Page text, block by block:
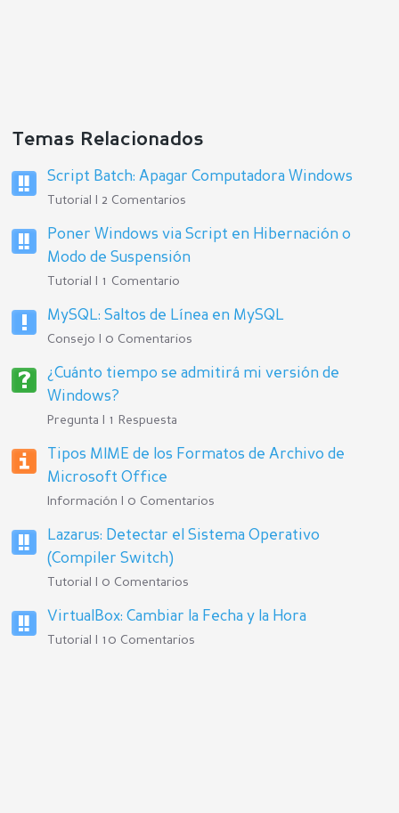
Temas Relacionados
Script Batch: Apagar Computadora Windows
Tutorial | 2 Comentarios
Poner Windows via Script en Hibernación o
Modo de Suspensión
Tutorial | 1 Comentario
MySQL: Saltos de Línea en MySQL
Consejo | 0 Comentarios
¿Cuánto tiempo se admitirá mi versión de
Windows?
Pregunta | 1 Respuesta
Tipos MIME de los Formatos de Archivo de
Microsoft Office
Información | 0 Comentarios
Lazarus: Detectar el Sistema Operativo
(Compiler Switch)
Tutorial | 0 Comentarios
VirtualBox: Cambiar la Fecha y la Hora
Tutorial | 10 Comentarios